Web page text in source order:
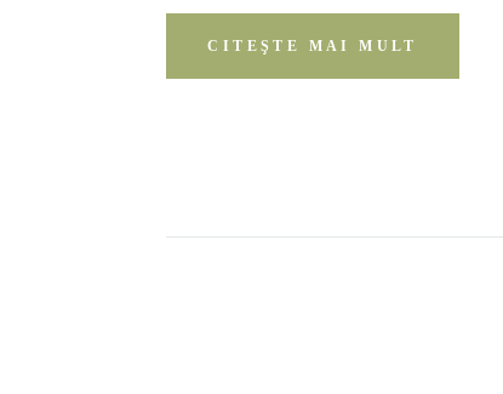
CITEŞTE MAI MULT